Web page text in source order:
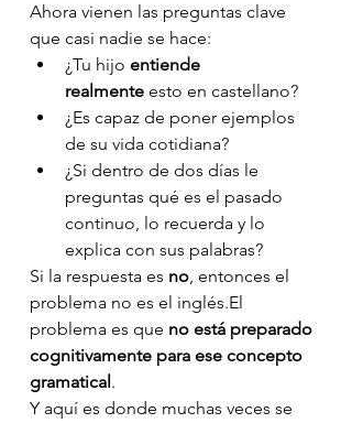
Ahora vienen las preguntas clave
que casi nadie se hace:
¿Tu hijo entiende
realmente esto en castellano?
¿Es capaz de poner ejemplos
de su vida cotidiana?
¿Si dentro de dos días le
preguntas qué es el pasado
continuo, lo recuerda y lo
explica con sus palabras?
Si la respuesta es no, entonces el
problema no es el inglés.El
problema es que no está preparado
cognitivamente para ese concepto
gramatical .
Y aquí es donde muchas veces se